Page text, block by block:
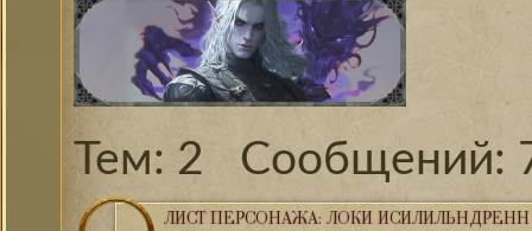
2
ЛИСТ ПЕРСОНАЖА: ЛОКИ ИСИЛИЛЬНДРЕНН